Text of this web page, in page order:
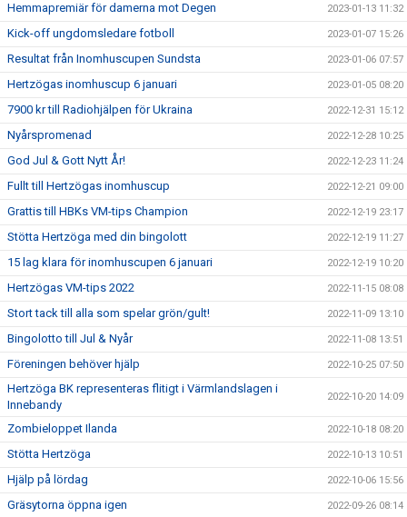
Hemmapremiär för damerna mot Degen 2023-01-13 11:32
Kick-off ungdomsledare fotboll 2023-01-07 15:26
Resultat från Inomhuscupen Sundsta 2023-01-06 07:57
Hertzögas inomhuscup 6 januari 2023-01-05 08:20
7900 kr till Radiohjälpen för Ukraina 2022-12-31 15:12
Nyårspromenad 2022-12-28 10:25
God Jul & Gott Nytt År! 2022-12-23 11:24
Fullt till Hertzögas inomhuscup 2022-12-21 09:00
Grattis till HBKs VM-tips Champion 2022-12-19 23:17
Stötta Hertzöga med din bingolott 2022-12-19 11:27
15 lag klara för inomhuscupen 6 januari 2022-12-19 10:20
Hertzögas VM-tips 2022 2022-11-15 08:08
Stort tack till alla som spelar grön/gult! 2022-11-09 13:10
Bingolotto till Jul & Nyår 2022-11-08 13:51
Föreningen behöver hjälp 2022-10-25 07:50
Hertzöga BK representeras flitigt i Värmlandslagen i
Innebandy
2022-10-20 14:09
Zombieloppet Ilanda 2022-10-18 08:20
Stötta Hertzöga 2022-10-13 10:51
Hjälp på lördag 2022-10-06 15:56
Gräsytorna öppna igen 2022-09-26 08:14